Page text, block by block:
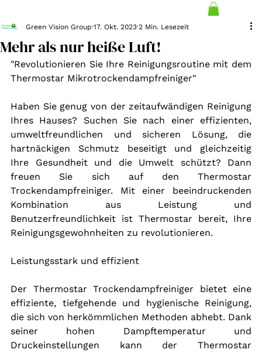
Mehr als nur heiße Luft!
Green Vision Group 17. Okt. 2023 2 Min. Lesezeit
"Revolutionieren Sie Ihre Reinigungsroutine mit dem
Thermostar Mikrotrockendampfreiniger"
Haben Sie genug von der zeitaufwändigen Reinigung
Ihres Hauses? Suchen Sie nach einer effizienten,
umweltfreundlichen und sicheren Lösung, die
hartnäckigen Schmutz beseitigt und gleichzeitig
Ihre Gesundheit und die Umwelt schützt? Dann
freuen Sie sich auf den Thermostar
Trockendampfreiniger. Mit einer beeindruckenden
Kombination aus Leistung und
Benutzerfreundlichkeit ist Thermostar bereit, Ihre
Reinigungsgewohnheiten zu revolutionieren.
Leistungsstark und effizient
Der Thermostar Trockendampfreiniger bietet eine
effiziente, tiefgehende und hygienische Reinigung,
die sich von herkömmlichen Methoden abhebt. Dank
seiner hohen Dampftemperatur und
Druckeinstellungen kann der Thermostar